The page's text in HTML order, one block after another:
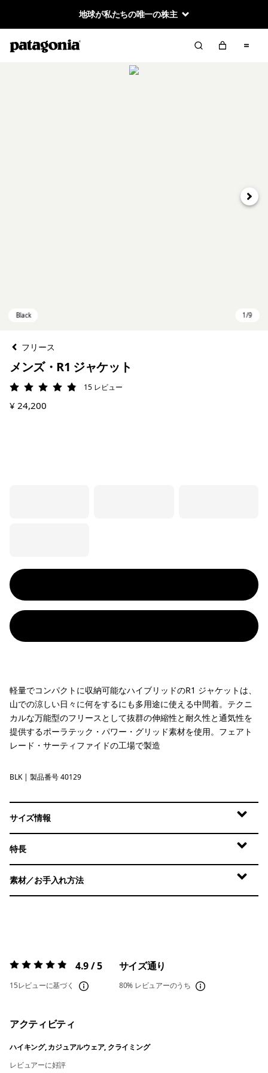
地球が私たちの唯一の株主
次へ
フリース
メンズ・R1 ジャケット
評価: 4.9 / 5
15 レビュー
¥ 24,200
軽量でコンパクトに収納可能なハイブリッドのR1 ジャケットは、
山での涼しい日々に何をするにも多用途に使える中間着。テクニ
カルな万能型のフリースとして抜群の伸縮性と耐久性と通気性を
提供するポーラテック・パワー・グリッド素材を使用。フェアト
レード・サーティファイドの工場で製造
Black
BLK | 製品番号 40129
サイズ情報
特長
素材／お手入れ方法
評価:4.9 / 5 4.9 / 5
15レビューに基づく
サイズ通り
80% レビュアーのうち
アクティビティ
ハイキング, カジュアルウェア, クライミング
レビュアーに好評